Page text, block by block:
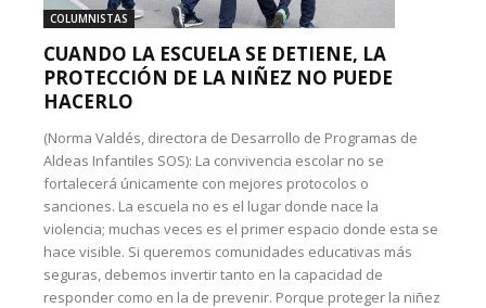
COLUMNISTAS
CUANDO LA ESCUELA SE DETIENE, LA
PROTECCIÓN DE LA NIÑEZ NO PUEDE
HACERLO
(Norma Valdés, directora de Desarrollo de Programas de
Aldeas Infantiles SOS): La convivencia escolar no se
fortalecerá únicamente con mejores protocolos o
sanciones. La escuela no es el lugar donde nace la
violencia; muchas veces es el primer espacio donde esta se
hace visible. Si queremos comunidades educativas más
seguras, debemos invertir tanto en la capacidad de
responder como en la de prevenir. Porque proteger la niñez